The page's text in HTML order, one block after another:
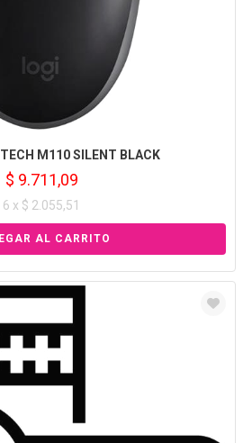
M110 SILENT BLACK
$ 9.711,09
6 x $ 2.055,51